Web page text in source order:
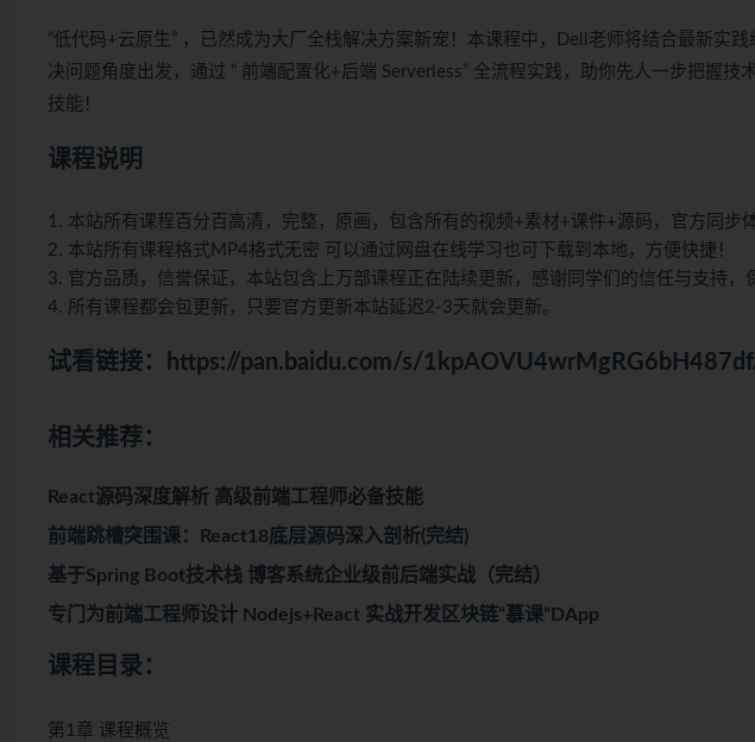
“低代码+云原生” ，已然成为大厂全栈解决方案新宠！本课程中，Dell老师将结合最新实
决问题角度出发，通过 “ 前端配置化+后端 Serverless” 全流程实践，助你先人一步把握技
技能！
课程说明
1. 本站所有课程百分百高清，完整，原画，包含所有的视频+素材+课件+源码，官方同步体
2. 本站所有课程格式MP4格式无密 可以通过网盘在线学习也可下载到本地，方便快捷！
3. 官方品质，信誉保证，本站包含上万部课程正在陆续更新，感谢同学们的信任与支持，
4. 所有课程都会包更新，只要官方更新本站延迟2-3天就会更新。
试看链接： https://pan.baidu.com/s/
相关推荐：
React源码深度解析 高级前端工程师必备技能
前端跳槽突围课：React18底层源码深入剖析(完结)
基于Spring Boot技术栈 博客系统企业级前后端实战（完结）
专门为前端工程师设计 Nodejs+React 实战开发区块链“慕课”DApp
课程目录：
第1章 课程概览